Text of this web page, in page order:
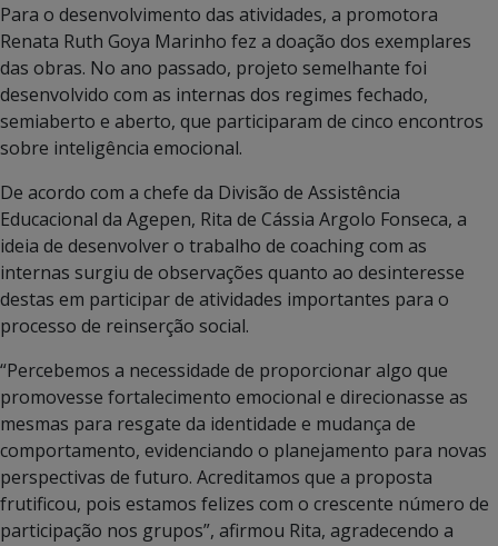
Para o desenvolvimento das atividades, a promotora
Renata Ruth Goya Marinho fez a doação dos exemplares
das obras. No ano passado, projeto semelhante foi
desenvolvido com as internas dos regimes fechado,
semiaberto e aberto, que participaram de cinco encontros
sobre inteligência emocional.
De acordo com a chefe da Divisão de Assistência
Educacional da Agepen, Rita de Cássia Argolo Fonseca, a
ideia de desenvolver o trabalho de coaching com as
internas surgiu de observações quanto ao desinteresse
destas em participar de atividades importantes para o
processo de reinserção social.
“Percebemos a necessidade de proporcionar algo que
promovesse fortalecimento emocional e direcionasse as
mesmas para resgate da identidade e mudança de
comportamento, evidenciando o planejamento para novas
perspectivas de futuro. Acreditamos que a proposta
frutificou, pois estamos felizes com o crescente número de
participação nos grupos”, afirmou Rita, agradecendo a